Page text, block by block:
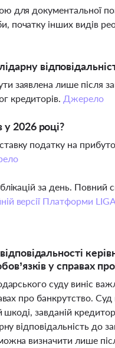
для документальної
початку інших видів
заявлена лише після
кредиторів. Джерело
у 2026 році?
податку на
за день.
версії Платформи
у справах
суду виніс
про банкрутство.
шкоді, завданій
відповідальність до
визначити лише